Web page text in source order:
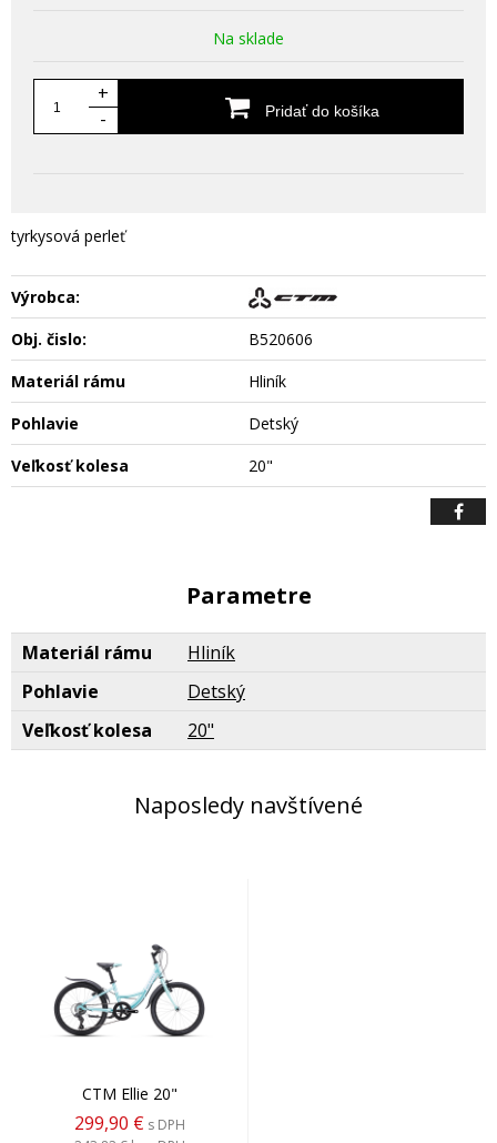
Na sklade
+
-
Pridať do košíka
tyrkysová perleť
Výrobca:
Obj. čislo:
B520606
Materiál rámu
Hliník
Pohlavie
Detský
Veľkosť kolesa
20"
Parametre
Materiál rámu
Hliník
Pohlavie
Detský
Veľkosť kolesa
20"
Naposledy navštívené
CTM Ellie 20"
299,90 € s DPH